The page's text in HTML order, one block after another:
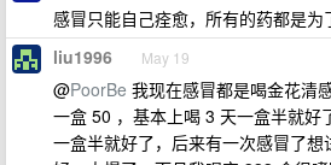
感冒只能自己痊愈，所有的药都是为
liu1996 May 19
@PoorBe 我现在感冒都是喝金花清
一盒 50 ，基本上喝 3 天一盒半就好
一盒半就好了，后来有一次感冒了